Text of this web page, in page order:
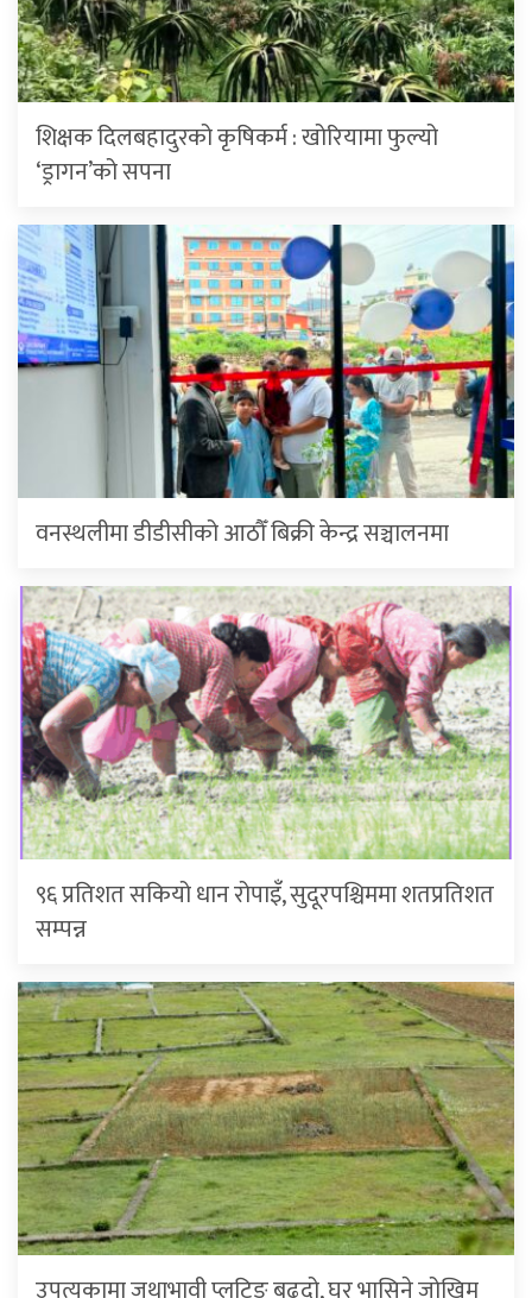
शिक्षक दिलबहादुरको कृषिकर्म : खोरियामा फुल्यो
‘ड्रागन’को सपना
वनस्थलीमा डीडीसीको आठौँ बिक्री केन्द्र सञ्चालनमा
९६ प्रतिशत सकियो धान रोपाइँ, सुदूरपश्चिममा शतप्रतिशत
सम्पन्न